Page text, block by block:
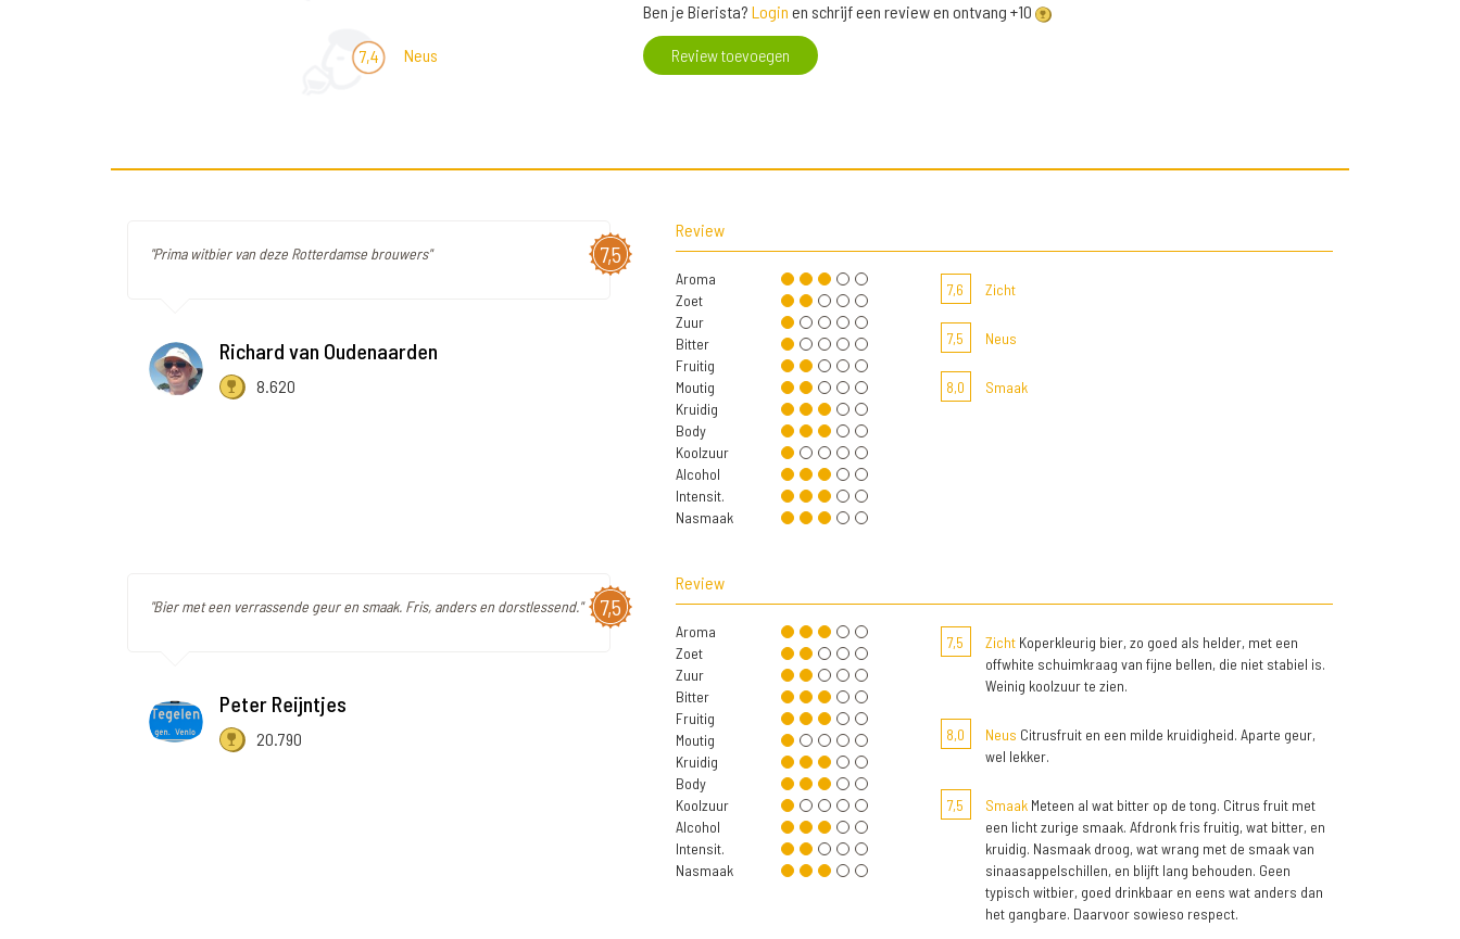
7,4 Neus
Ben je Bierista? Login en schrijf een review en ontvang +10
Review toevoegen
7,5
"Prima witbier van deze Rotterdamse brouwers"
Richard van Oudenaarden
8.620
Review
Aroma
Zoet
Zuur
Bitter
Fruitig
Moutig
Kruidig
Body
Koolzuur
Alcohol
Intensit.
Nasmaak
7,6 Zicht
7,5 Neus
8,0 Smaak
7,5
"Bier met een verrassende geur en smaak. Fris, anders en dorstlessend."
Peter Reijntjes
20.790
Review
Aroma
Zoet
Zuur
Bitter
Fruitig
Moutig
Kruidig
Body
Koolzuur
Alcohol
Intensit.
Nasmaak
7,5 ZichtKoperkleurig bier, zo goed als helder, met een
offwhite schuimkraag van fijne bellen, die niet stabiel is.
Weinig koolzuur te zien.
8,0 Neus Citrusfruit en een milde kruidigheid. Aparte geur,
wel lekker.
7,5 SmaakMeteen al wat bitter op de tong. Citrus fruit met
een licht zurige smaak. Afdronk fris fruitig, wat bitter, en
kruidig. Nasmaak droog, wat wrang met de smaak van
sinaasappelschillen, en blijft lang behouden. Geen
typisch witbier, goed drinkbaar en eens wat anders dan
het gangbare. Daarvoor sowieso respect.